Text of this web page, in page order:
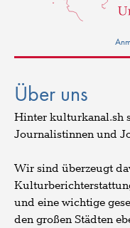
Über uns
Hinter kulturkanal.sh
Journalistinnen und
Wir sind überzeugt
und eine wichtige
den großen Städten